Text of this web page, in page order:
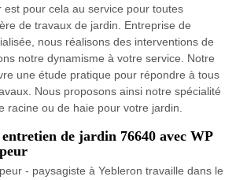
est pour cela au service pour toutes
de travaux de jardin. Entreprise de
nous réalisons des interventions de
notre dynamisme à votre service. Notre
une étude pratique pour répondre à tous
Nous proposons ainsi notre spécialité
racine ou de haie pour votre jardin.
entretien de jardin 76640 avec WP
- paysagiste à Yebleron travaille dans le